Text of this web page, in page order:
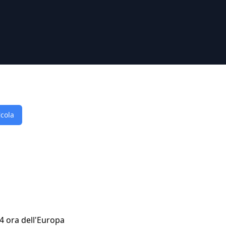
ora dell'Europa